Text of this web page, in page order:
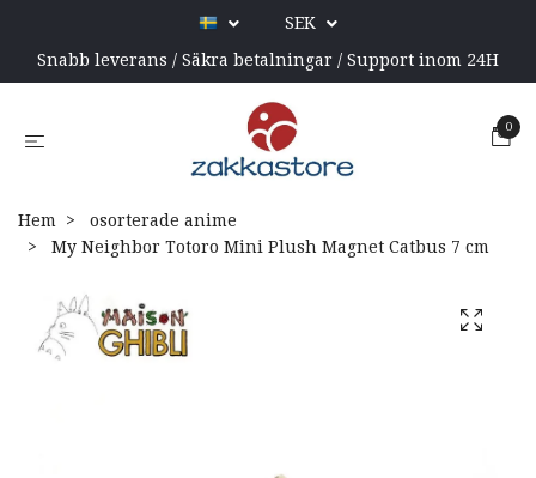
SEK
Snabb leverans / Säkra betalningar / Support inom 24H
0
Hem
osorterade anime
My Neighbor Totoro Mini Plush Magnet Catbus 7 cm